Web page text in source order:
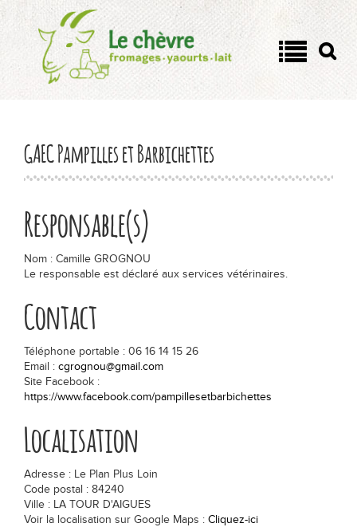
On a tous un côté chèvre !
?
Les fromages
Yaourts et lait de chèvre
Tout savoir
Les actualités
Chiffres clés
Formes & origines
La fabrication en 5 étapes
GAEC Pampilles et Barbichettes
Responsable(s)
Nom : Camille GROGNOU
Le responsable est déclaré aux services vétérinaires.
Contact
Téléphone portable : 06 16 14 15 26
Email : cgrognou@gmail.com
Site Facebook :
https://www.facebook.com/pampillesetbarbichettes
Localisation
Adresse : Le Plan Plus Loin
Code postal : 84240
Ville : LA TOUR D'AIGUES
Voir la localisation sur Google Maps : Cliquez-ici
Panneau de gestion des cookies